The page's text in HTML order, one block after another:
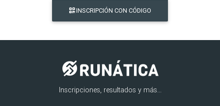
INSCRIPCIÓN CON CÓDIGO
Inscripciones, resultados y más...